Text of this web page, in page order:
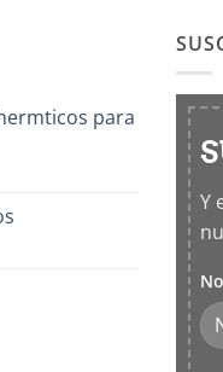
para
Y